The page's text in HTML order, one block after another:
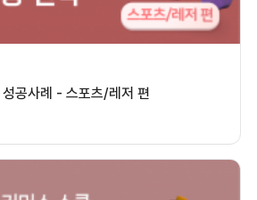
공사례 - 스포츠/레저 편